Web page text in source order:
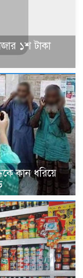
১শ টাকা
কান ধরিয়ে